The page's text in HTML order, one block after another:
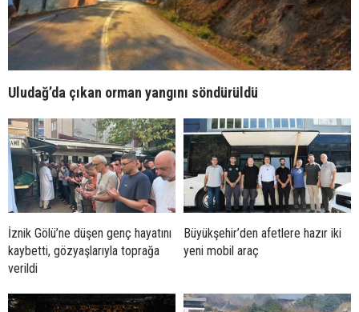
Uludağ’da çıkan orman yangını söndürüldü
İznik Gölü’ne düşen genç hayatını
kaybetti, gözyaşlarıyla toprağa
verildi
Büyükşehir’den afetlere hazır iki
yeni mobil araç